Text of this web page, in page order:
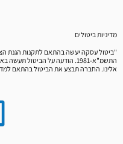
מדיניות ביטולים
התשמ"א-1981. הודעה על הביטול תעשה באמצעות פניה בדוא"ל או באמצעות פניה טלפונית
אלינו. החברה תבצע את הביטול בהתאם